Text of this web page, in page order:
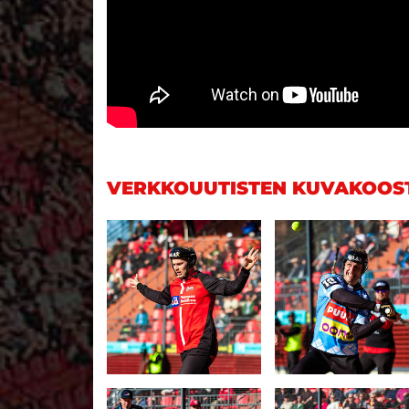
VERKKOUUTISTEN